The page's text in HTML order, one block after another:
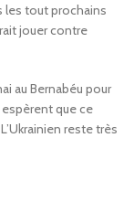
les tout prochains
jouer contre
au Bernabéu pour
que ce
reste très